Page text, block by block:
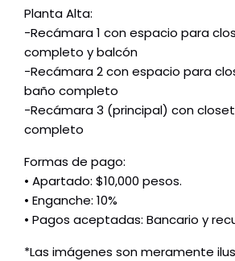
Planta Alta:
-Recámara 1 con espacio para
completo y balcón
-Recámara 2 con espacio para
baño completo
-Recámara 3 (principal) con
completo
Formas de pago:
• Apartado: $10,000 pesos.
• Enganche: 10%
• Pagos aceptadas: Bancario y
*Las imágenes son meramente